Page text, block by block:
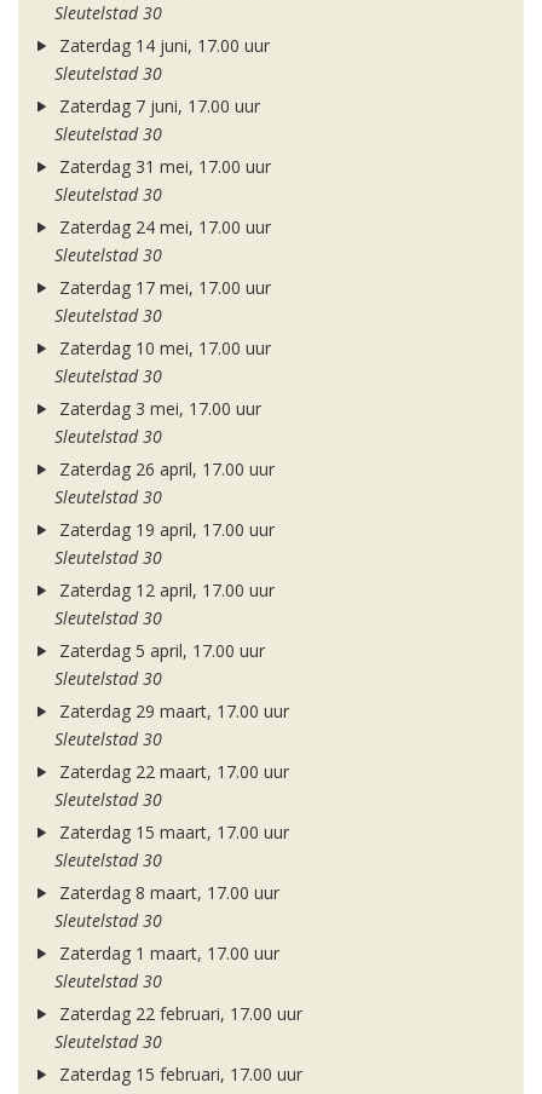
Sleutelstad 30
Zaterdag 14 juni, 17.00 uur
Sleutelstad 30
Zaterdag 7 juni, 17.00 uur
Sleutelstad 30
Zaterdag 31 mei, 17.00 uur
Sleutelstad 30
Zaterdag 24 mei, 17.00 uur
Sleutelstad 30
Zaterdag 17 mei, 17.00 uur
Sleutelstad 30
Zaterdag 10 mei, 17.00 uur
Sleutelstad 30
Zaterdag 3 mei, 17.00 uur
Sleutelstad 30
Zaterdag 26 april, 17.00 uur
Sleutelstad 30
Zaterdag 19 april, 17.00 uur
Sleutelstad 30
Zaterdag 12 april, 17.00 uur
Sleutelstad 30
Zaterdag 5 april, 17.00 uur
Sleutelstad 30
Zaterdag 29 maart, 17.00 uur
Sleutelstad 30
Zaterdag 22 maart, 17.00 uur
Sleutelstad 30
Zaterdag 15 maart, 17.00 uur
Sleutelstad 30
Zaterdag 8 maart, 17.00 uur
Sleutelstad 30
Zaterdag 1 maart, 17.00 uur
Sleutelstad 30
Zaterdag 22 februari, 17.00 uur
Sleutelstad 30
Zaterdag 15 februari, 17.00 uur